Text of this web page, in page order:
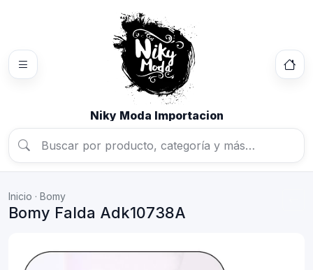
Niky Moda Importacion
Inicio · Bomy
Bomy Falda Adk10738A